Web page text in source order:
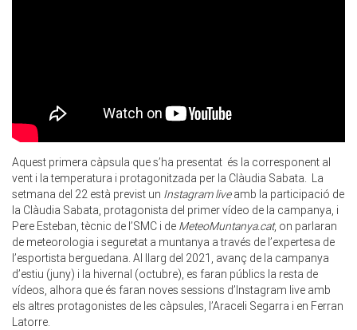
Aquest primera càpsula que s’ha presentat és la corresponent al
vent i la temperatura i protagonitzada per la Clàudia Sabata. La
setmana del 22 està previst un Instagramliveamb la participació de
la Clàudia Sabata, protagonista del primer vídeo de la campanya, i
Pere Esteban, tècnic de l’SMC i de MeteoMuntanya.cat, on parlaran
de meteorologia i seguretat a muntanya a través de l’expertesa de
l’esportista berguedana. Al llarg del 2021, avanç de la campanya
d’estiu (juny) i la hivernal (octubre), es faran públics la resta de
vídeos, alhora que és faran noves sessions d’Instagram live amb
els altres protagonistes de les càpsules, l’Araceli Segarra i en Ferran
Latorre.